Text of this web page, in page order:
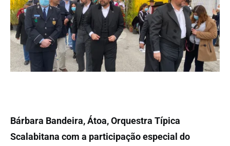
Bárbara Bandeira, Átoa, Orquestra Típica
Scalabitana com a participação especial do